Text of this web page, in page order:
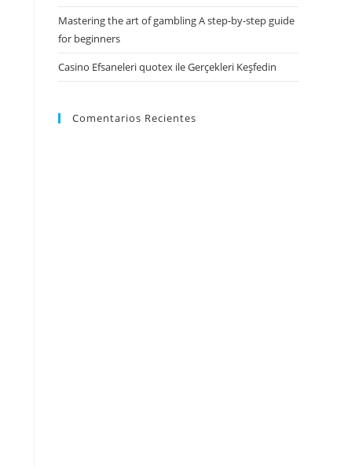
Mastering the art of gambling A step-by-step guide
for beginners
Casino Efsaneleri quotex ile Gerçekleri Keşfedin
Comentarios Recientes